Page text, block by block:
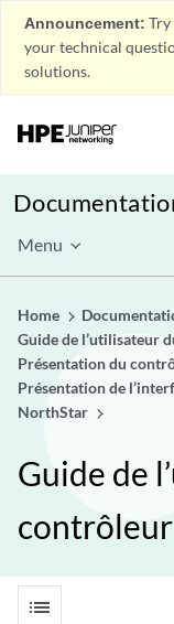
Announcement: Try
your technical
solutions.
Menu
Home
Guide de l’utilisateur
Présentation du
Présentation de
NorthStar
Guide de
list